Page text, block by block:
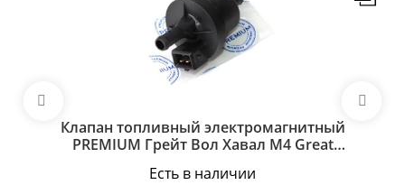
Клапан топливный электромагнитный
PREMIUM Грейт Вол Хавал М4 Great
Есть в наличии